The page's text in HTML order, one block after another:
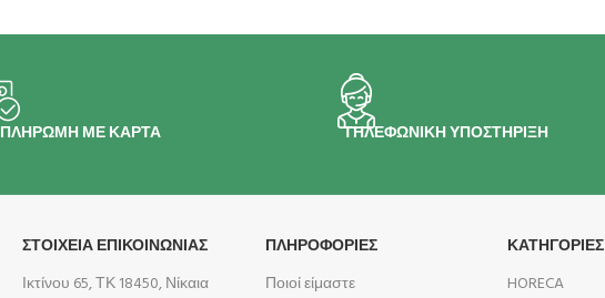
ΠΛΗΡΩΜΗ ΜΕ ΚΑΡΤΑ ΤΗΛΕΦΩΝΙΚΗ ΥΠΟΣΤΗΡΙΞΗ
ΣΤΟΙΧΕΙΑ ΕΠΙΚΟΙΝΩΝΙΑΣ
Ικτίνου 65, ΤΚ 18450, Νίκαια
ΠΛΗΡΟΦΟΡΊΕΣ
Ποιοί είμαστε
ΚΑΤΗΓΟΡΙΕΣ
HORECA